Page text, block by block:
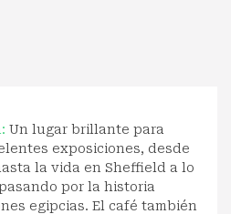
Un lugar brillante para
exposiciones, desde
la vida en Sheffield a lo
por la historia
egipcias. El café también